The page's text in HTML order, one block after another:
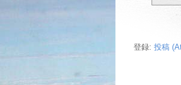
登録: 投稿